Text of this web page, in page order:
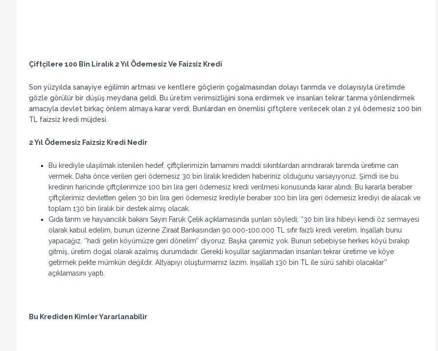
Çiftçilere 100 Bin Liralık 2 Yıl Ödemesiz Ve Faizsiz Kredi
Son yüzyılda sanayiye eğilimin artması ve kentlere göçlerin çoğalmasından dolayı tarımda ve dolayısıyla üretimde
gözle görülür bir düşüş meydana geldi. Bu üretim verimsizliğini sona erdirmek ve insanları tekrar tarıma yönlendirmek
amacıyla devlet birkaç önlem almaya karar verdi. Bunlardan en önemlisi çiftçilere verilecek olan 2 yıl ödemesiz 100 bin
TL faizsiz kredi müjdesi.
2 Yıl Ödemesiz Faizsiz Kredi Nedir
Bu krediyle ulaşılmak istenilen hedef, çiftçilerimizin tamamını maddi sıkıntılardan arındırarak tarımda üretime can
vermek. Daha önce verilen geri ödemesiz 30 bin liralık krediden haberiniz olduğunu varsayıyoruz. Şimdi ise bu
kredinin haricinde çiftçilerimize 100 bin lira geri ödemesiz kredi verilmesi konusunda karar alındı. Bu kararla beraber
çiftçilerimiz devletten gelen 30 bin lira geri ödemesiz krediyle beraber 100 bin lira geri ödemesiz krediyi de alacak ve
toplam 130 bin liralık bir destek almış olacak.
Gıda tarım ve hayvancılık bakanı Sayın Faruk Çelik açıklamasında şunları söyledi; ‘’30 bin lira hibeyi kendi öz sermayesi
olarak kabul edelim, bunun üzerine Ziraat Bankasından 90.000-100.000 TL sıfır faizli kredi verelim. İnşallah bunu
yapacağız. ‘’hadi gelin köyümüze geri dönelim’’ diyoruz. Başka çaremiz yok. Bunun sebebiyse herkes köyü bırakıp
gitmiş, üretim doğal olarak azalmış durumdadır. Gerekli koşullar sağlanmadan insanları tekrar üretime ve köye
getirmek pekte mümkün değildir. Altyapıyı oluşturmamız lazım. İnşallah 130 bin TL ile sürü sahibi olacaklar’’
açıklamasını yaptı.
Bu Krediden Kimler Yararlanabilir